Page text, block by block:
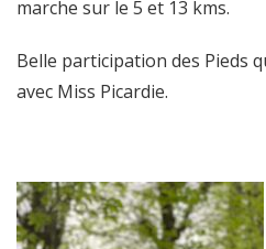
marche sur le 5 et 13 kms.
Belle participation des Pieds
avec Miss Picardie.